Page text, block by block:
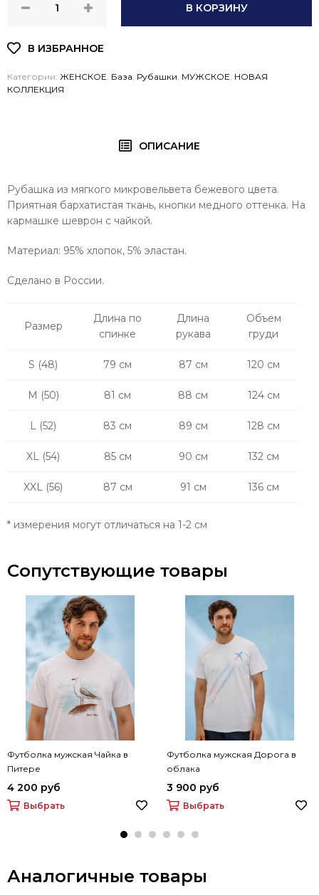
В КОРЗИНУ
Категории: ЖЕНСКОЕ База Рубашки МУЖСКОЕ НОВАЯ
КОЛЛЕКЦИЯ
ОПИСАНИЕ
Рубашка из мягкого микровельвета бежевого цвета.
Приятная бархатистая ткань, кнопки медного оттенка. На
кармашке шеврон с чайкой.
Материал: 95% хлопок, 5% эластан.
Сделано в России.
Размер
Длина по
спинке
Длина
рукава
Объем
груди
S (48) 79 см 87 см 120 см
M (50) 81 см 88 см 124 см
L (52) 83 см 89 см 128 см
XL (54) 85 см 90 см 132 см
XXL (56) 87 см 91 см 136 см
* измерения могут отличаться на 1-2 см
Сопутствующие товары
Футболка мужская Чайка в
Питере
4 200 руб
Выбрать
Футболка мужская Дорога в
облака
3 900 руб
Выбрать
Аналогичные товары